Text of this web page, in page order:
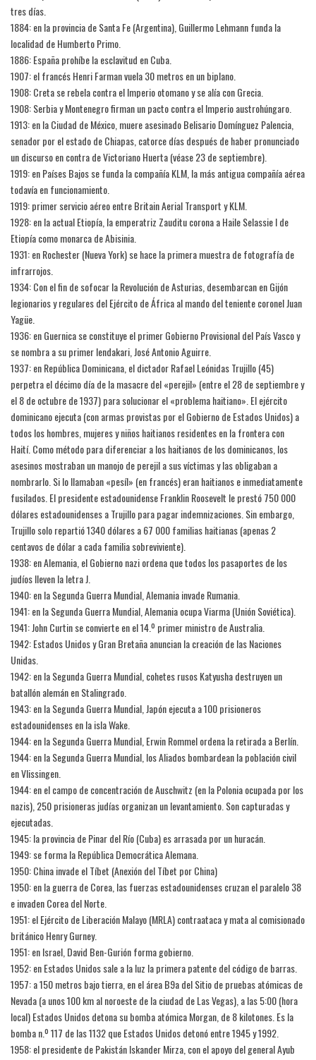
tres días.
1884: en la provincia de Santa Fe (Argentina), Guillermo Lehmann funda la
localidad de Humberto Primo.
1886: España prohíbe la esclavitud en Cuba.
1907: el francés Henri Farman vuela 30 metros en un biplano.
1908: Creta se rebela contra el Imperio otomano y se alía con Grecia.
1908: Serbia y Montenegro firman un pacto contra el Imperio austrohúngaro.
1913: en la Ciudad de México, muere asesinado Belisario Domínguez Palencia,
senador por el estado de Chiapas, catorce días después de haber pronunciado
un discurso en contra de Victoriano Huerta (véase 23 de septiembre).
1919: en Países Bajos se funda la compañía KLM, la más antigua compañía aérea
todavía en funcionamiento.
1919: primer servicio aéreo entre Britain Aerial Transport y KLM.
1928: en la actual Etiopía, la emperatriz Zauditu corona a Haile Selassie I de
Etiopía como monarca de Abisinia.
1931: en Rochester (Nueva York) se hace la primera muestra de fotografía de
infrarrojos.
1934: Con el fin de sofocar la Revolución de Asturias, desembarcan en Gijón
legionarios y regulares del Ejército de África al mando del teniente coronel Juan
Yagüe.
1936: en Guernica se constituye el primer Gobierno Provisional del País Vasco y
se nombra a su primer lendakari, José Antonio Aguirre.
1937: en República Dominicana, el dictador Rafael Leónidas Trujillo (45)
perpetra el décimo día de la masacre del «perejil» (entre el 28 de septiembre y
el 8 de octubre de 1937) para solucionar el «problema haitiano». El ejército
dominicano ejecuta (con armas provistas por el Gobierno de Estados Unidos) a
todos los hombres, mujeres y niños haitianos residentes en la frontera con
Haití. Como método para diferenciar a los haitianos de los dominicanos, los
asesinos mostraban un manojo de perejil a sus víctimas y las obligaban a
nombrarlo. Si lo llamaban «pesíl» (en francés) eran haitianos e inmediatamente
fusilados. El presidente estadounidense Franklin Roosevelt le prestó 750 000
dólares estadounidenses a Trujillo para pagar indemnizaciones. Sin embargo,
Trujillo solo repartió 1340 dólares a 67 000 familias haitianas (apenas 2
centavos de dólar a cada familia sobreviviente).
1938: en Alemania, el Gobierno nazi ordena que todos los pasaportes de los
judíos lleven la letra J.
1940: en la Segunda Guerra Mundial, Alemania invade Rumania.
1941: en la Segunda Guerra Mundial, Alemania ocupa Viarma (Unión Soviética).
1941: John Curtin se convierte en el 14.º primer ministro de Australia.
1942: Estados Unidos y Gran Bretaña anuncian la creación de las Naciones
Unidas.
1942: en la Segunda Guerra Mundial, cohetes rusos Katyusha destruyen un
batallón alemán en Stalingrado.
1943: en la Segunda Guerra Mundial, Japón ejecuta a 100 prisioneros
estadounidenses en la isla Wake.
1944: en la Segunda Guerra Mundial, Erwin Rommel ordena la retirada a Berlín.
1944: en la Segunda Guerra Mundial, los Aliados bombardean la población civil
en Vlissingen.
1944: en el campo de concentración de Auschwitz (en la Polonia ocupada por los
nazis), 250 prisioneras judías organizan un levantamiento. Son capturadas y
ejecutadas.
1945: la provincia de Pinar del Río (Cuba) es arrasada por un huracán.
1949: se forma la República Democrática Alemana.
1950: China invade el Tíbet (Anexión del Tíbet por China)
1950: en la guerra de Corea, las fuerzas estadounidenses cruzan el paralelo 38
e invaden Corea del Norte.
1951: el Ejército de Liberación Malayo (MRLA) contraataca y mata al comisionado
británico Henry Gurney.
1951: en Israel, David Ben-Gurión forma gobierno.
1952: en Estados Unidos sale a la luz la primera patente del código de barras.
1957: a 150 metros bajo tierra, en el área B9a del Sitio de pruebas atómicas de
Nevada (a unos 100 km al noroeste de la ciudad de Las Vegas), a las 5:00 (hora
local) Estados Unidos detona su bomba atómica Morgan, de 8 kilotones. Es la
bomba n.º 117 de las 1132 que Estados Unidos detonó entre 1945 y 1992.
1958: el presidente de Pakistán Iskander Mirza, con el apoyo del general Ayub